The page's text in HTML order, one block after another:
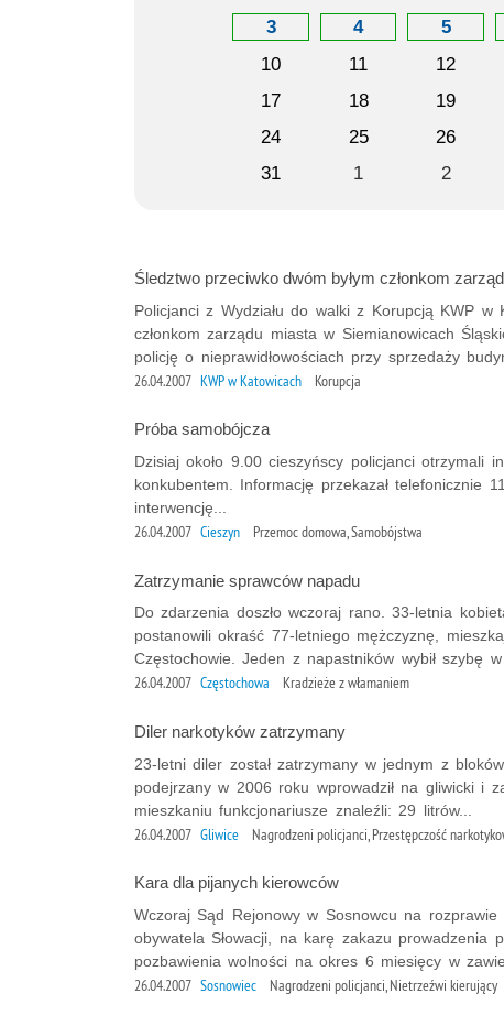
3
4 5
10
11 12
17
18 19
24
25 26
31
1 2
Śledztwo przeciwko dwóm byłym członkom
Policjanci z Wydziału do walki z Korupcją KWP w
członkom zarządu miasta w Siemianowicach
policję o nieprawidłowościach przy sprzedaży
26.04.2007 KWP w Katowicach Korupcja
Próba samobójcza
Dzisiaj około 9.00 cieszyńscy policjanci otrzymali
konkubentem. Informację przekazał telefonicznie
interwencję...
26.04.2007 Cieszyn Przemoc domowa, Samobójstwa
Zatrzymanie sprawców napadu
Do zdarzenia doszło wczoraj rano. 33-letnia
postanowili okraść 77-letniego mężczyznę,
Częstochowie. Jeden z napastników wybił szybę
26.04.2007 Częstochowa Kradzieże z włamaniem
Diler narkotyków zatrzymany
23-letni diler został zatrzymany w jednym z
podejrzany w 2006 roku wprowadził na gliwicki i
mieszkaniu funkcjonariusze znaleźli: 29 litrów...
26.04.2007 Gliwice Nagrodzeni policjanci, Przestępczość
Kara dla pijanych kierowców
Wczoraj Sąd Rejonowy w Sosnowcu na
obywatela Słowacji, na karę zakazu
pozbawienia wolności na okres 6 miesięcy w
26.04.2007 Sosnowiec Nagrodzeni policjanci, Nietrzeźwi kierujący